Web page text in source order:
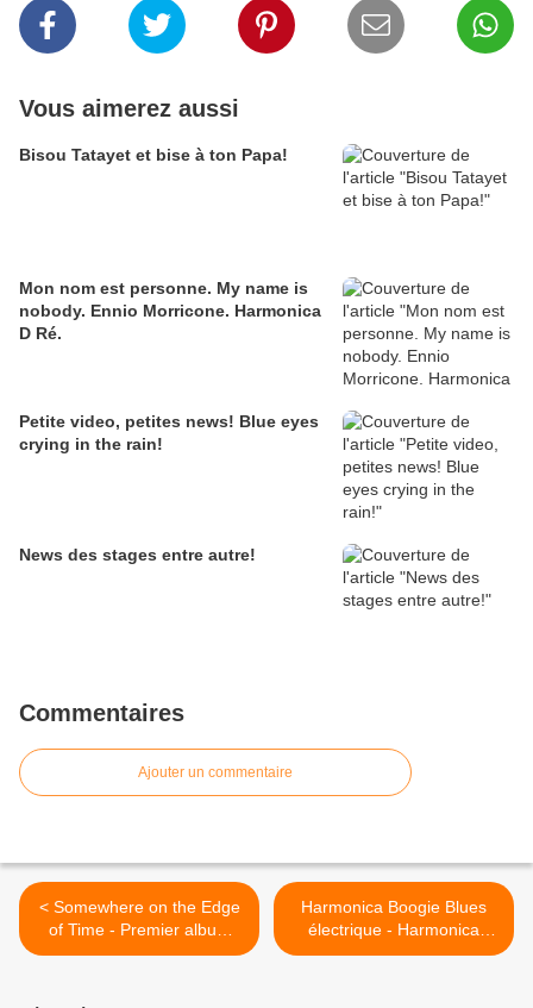
Vous aimerez aussi
Bisou Tatayet et bise à ton Papa!
Mon nom est personne. My name is
nobody. Ennio Morricone. Harmonica
D Ré.
Petite video, petites news! Blue eyes
crying in the rain!
News des stages entre autre!
Commentaires
Ajouter un commentaire
< Somewhere on the Edge
of Time - Premier album
Jérôme Peyrelevade
Harmonica Boogie Blues
électrique - Harmonica
Blues >